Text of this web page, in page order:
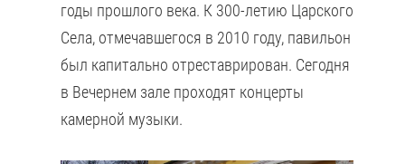
годы прошлого века. К 300-летию Царского
Села, отмечавшегося в 2010 году, павильон
был капитально отреставрирован. Сегодня
в Вечернем зале проходят концерты
камерной музыки.